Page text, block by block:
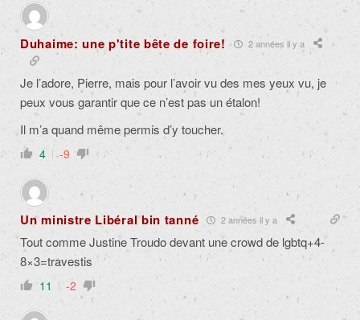
Duhaime: une p'tite bête de foire! 2 années il y a
Je l’adore, Pierre, mais pour l’avoir vu des mes yeux vu, je
peux vous garantir que ce n’est pas un étalon!
Il m’a quand même permis d’y toucher.
4 -9
Un ministre Libéral bin tanné 2 années il y a
Tout comme Justine Troudo devant une crowd de lgbtq+4-
8×3=travestis
11 -2